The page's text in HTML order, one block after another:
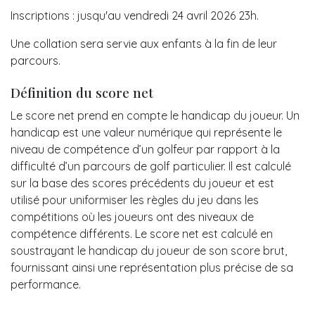
Inscriptions : jusqu'au vendredi 24 avril 2026 23h.
Une collation sera servie aux enfants à la fin de leur
parcours.
Définition du score net
Le score net prend en compte le handicap du joueur. Un
handicap est une valeur numérique qui représente le
niveau de compétence d’un golfeur par rapport à la
difficulté d’un parcours de golf particulier. Il est calculé
sur la base des scores précédents du joueur et est
utilisé pour uniformiser les règles du jeu dans les
compétitions où les joueurs ont des niveaux de
compétence différents. Le score net est calculé en
soustrayant le handicap du joueur de son score brut,
fournissant ainsi une représentation plus précise de sa
performance.